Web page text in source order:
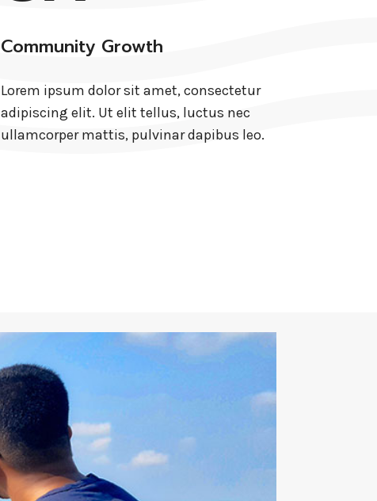
Community Growth
Lorem ipsum dolor sit amet, consectetur
adipiscing elit. Ut elit tellus, luctus nec
ullamcorper mattis, pulvinar dapibus leo.